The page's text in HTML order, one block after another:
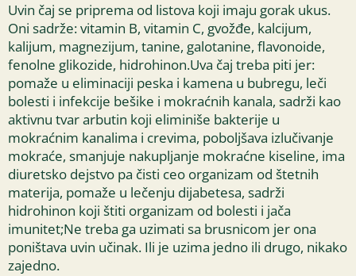
Uvin čaj se priprema od listova koji imaju gorak ukus.
Oni sadrže: vitamin B, vitamin C, gvožđe, kalcijum,
kalijum, magnezijum, tanine, galotanine, flavonoide,
fenolne glikozide, hidrohinon.Uva čaj treba piti jer:
pomaže u eliminaciji peska i kamena u bubregu, leči
bolesti i infekcije bešike i mokraćnih kanala, sadrži kao
aktivnu tvar arbutin koji eliminiše bakterije u
mokraćnim kanalima i crevima, poboljšava izlučivanje
mokraće, smanjuje nakupljanje mokraćne kiseline, ima
diuretsko dejstvo pa čisti ceo organizam od štetnih
materija, pomaže u lečenju dijabetesa, sadrži
hidrohinon koji štiti organizam od bolesti i jača
imunitet;Ne treba ga uzimati sa brusnicom jer ona
poništava uvin učinak. Ili je uzima jedno ili drugo, nikako
zajedno.